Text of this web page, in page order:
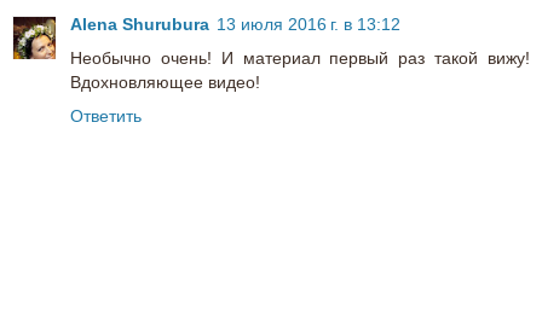
Alena Shurubura 13 июля 2016 г. в 13:12
Необычно очень! И материал первый раз такой вижу!
Вдохновляющее видео!
Ответить